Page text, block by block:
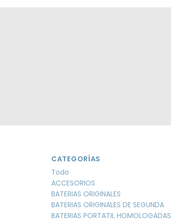
CATEGORÍAS
Todo
ACCESORIOS
BATERIAS ORIGINALES
BATERIAS ORIGINALES DE SEGUNDA
BATERIAS PORTATIL HOMOLOGADAS